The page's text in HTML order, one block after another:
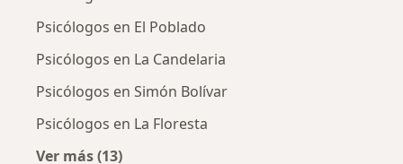
Psicólogos en El Poblado
Psicólogos en La Candelaria
Psicólogos en Simón Bolívar
Psicólogos en La Floresta
Ver más (13)